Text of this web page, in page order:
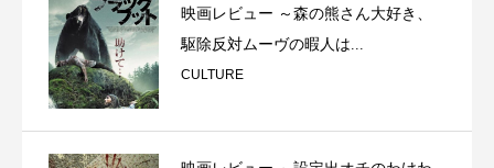
映画レビュー ～森の熊さん大好き、
駆除反対ムーヴの暇人は...
CULTURE